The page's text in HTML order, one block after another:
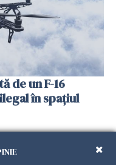
de un F-16
în spațiul